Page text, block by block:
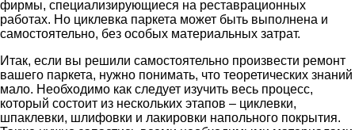
фирмы, специализирующиеся на реставрационных
работах. Но циклевка паркета может быть выполнена и
самостоятельно, без особых материальных затрат.
Итак, если вы решили самостоятельно произвести ремонт
вашего паркета, нужно понимать, что теоретических знаний
мало. Необходимо как следует изучить весь процесс,
который состоит из нескольких этапов – циклевки,
шпаклевки, шлифовки и лакировки напольного покрытия.